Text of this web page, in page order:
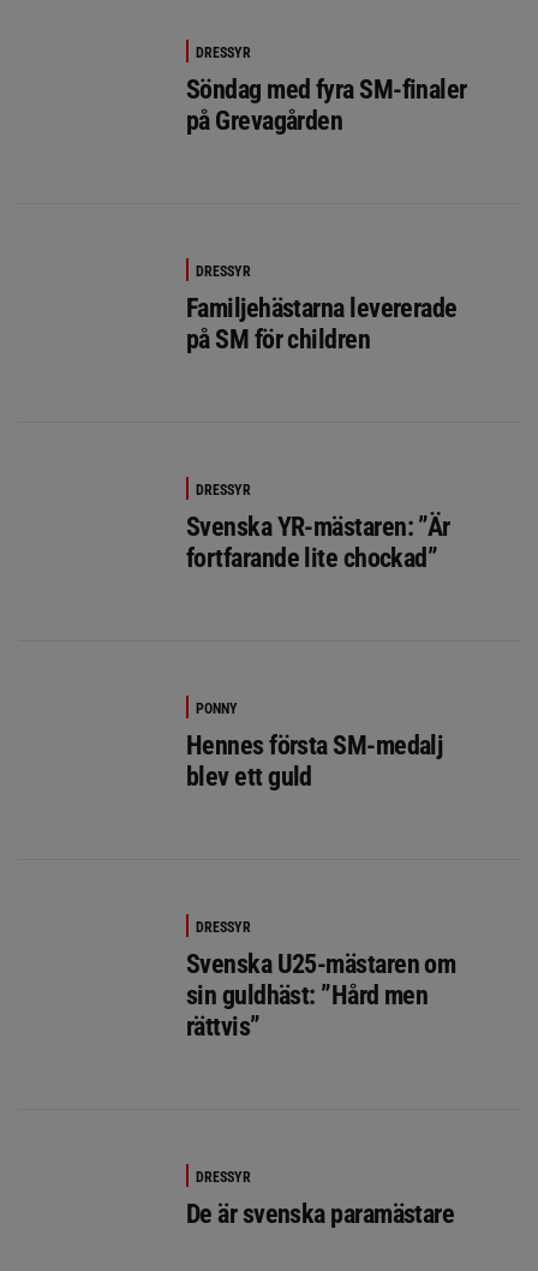
DRESSYR
Söndag med fyra SM-finaler
på Grevagården
DRESSYR
Familjehästarna levererade
på SM för children
DRESSYR
Svenska YR-mästaren: ”Är
fortfarande lite chockad”
PONNY
Hennes första SM-medalj
blev ett guld
DRESSYR
Svenska U25-mästaren om
sin guldhäst: ”Hård men
rättvis”
DRESSYR
De är svenska paramästare